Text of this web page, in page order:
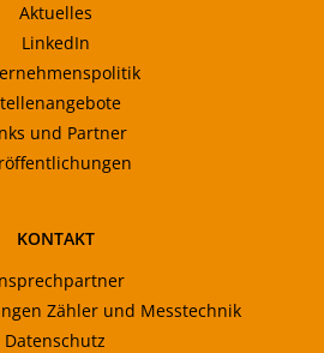
Aktuelles
LinkedIn
und Partner
KONTAKT
Zähler und Messtechnik
Datenschutz